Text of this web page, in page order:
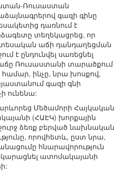
Ռուսաստան
գազի գինը
դառնում է
տեղեկացրեց, որ
աճի դանդաղեցման
է ընդունվել սառեցնել
Ռուսաստանի տարածքում
ինչը, նրա խոսքով,
գազի գնի
ունենա:
Մեծամորի Հայկական
(ՀԱԷԿ) խորքային
ձեռք բերված նախնական
որովհետև, ըստ նրա,
հնարավորություն
ատոմակայանի